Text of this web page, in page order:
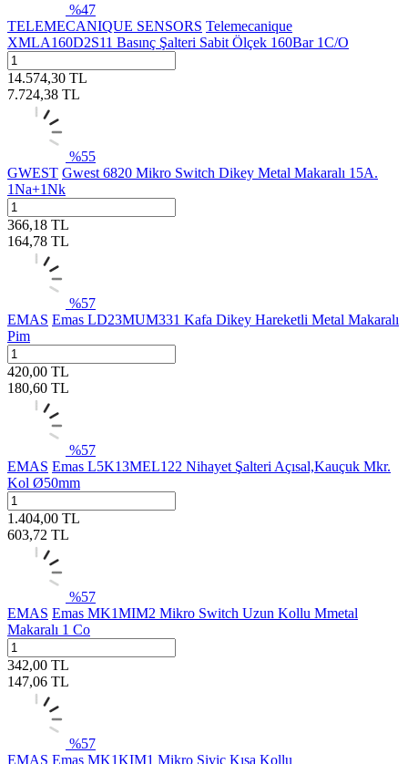
%47
TELEMECANIQUE SENSORS Telemecanique
XMLA160D2S11 Basınç Şalteri Sabit Ölçek 160Bar 1C/O
14.574,30 TL
7.724,38 TL
%55
GWEST Gwest 6820 Mikro Switch Dikey Metal Makaralı 15A.
1Na+1Nk
366,18 TL
164,78 TL
%57
EMAS Emas LD23MUM331 Kafa Dikey Hareketli Metal Makaralı
Pim
420,00 TL
180,60 TL
%57
EMAS Emas L5K13MEL122 Nihayet Şalteri Açısal,Kauçuk Mkr.
Kol Ø50mm
1.404,00 TL
603,72 TL
%57
EMAS Emas MK1MIM2 Mikro Switch Uzun Kollu Mmetal
Makaralı 1 Co
342,00 TL
147,06 TL
%57
EMAS Emas MK1KIM1 Mikro Siviç Kısa Kollu